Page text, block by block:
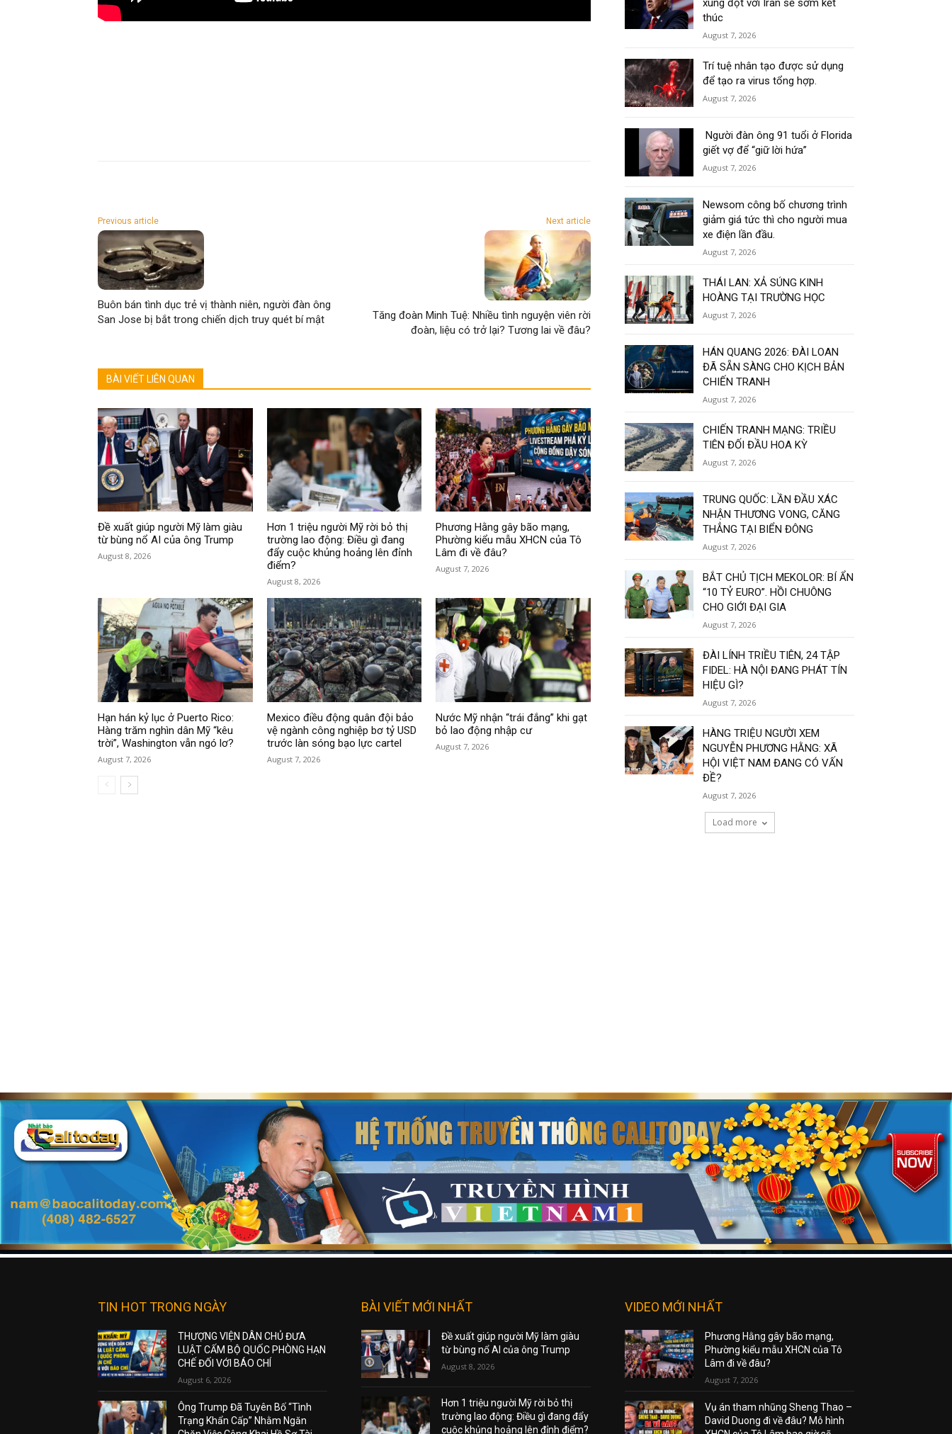
Previous article
Buôn bán tình dục trẻ vị thành niên, người đàn ông
San Jose bị bắt trong chiến dịch truy quét bí mật
Next article
Tăng đoàn Minh Tuệ: Nhiều tình nguyện viên rời
đoàn, liệu có trở lại? Tương lai về đâu?
BÀI VIẾT LIÊN QUAN
Đề xuất giúp người Mỹ làm giàu
từ bùng nổ AI của ông Trump
August 8, 2026
Hơn 1 triệu người Mỹ rời bỏ thị
trường lao động: Điều gì đang
đẩy cuộc khủng hoảng lên đỉnh
điểm?
August 8, 2026
Phương Hằng gây bão mạng,
Phường kiểu mẫu XHCN của Tô
Lâm đi về đâu?
August 7, 2026
Hạn hán kỷ lục ở Puerto Rico:
Hàng trăm nghìn dân Mỹ “kêu
trời”, Washington vẫn ngó lơ?
August 7, 2026
Mexico điều động quân đội bảo
vệ ngành công nghiệp bơ tỷ USD
trước làn sóng bạo lực cartel
August 7, 2026
Nước Mỹ nhận “trái đắng” khi gạt
bỏ lao động nhập cư
August 7, 2026
xung đột với Iran sẽ sớm kết
thúc
August 7, 2026
Trí tuệ nhân tạo được sử dụng
để tạo ra virus tổng hợp.
August 7, 2026
Người đàn ông 91 tuổi ở Florida
giết vợ để “giữ lời hứa”
August 7, 2026
Newsom công bố chương trình
giảm giá tức thì cho người mua
xe điện lần đầu.
August 7, 2026
THÁI LAN: XẢ SÚNG KINH
HOÀNG TẠI TRƯỜNG HỌC
August 7, 2026
HÁN QUANG 2026: ĐÀI LOAN
ĐÃ SẴN SÀNG CHO KỊCH BẢN
CHIẾN TRANH
August 7, 2026
CHIẾN TRANH MẠNG: TRIỀU
TIÊN ĐỐI ĐẦU HOA KỲ
August 7, 2026
TRUNG QUỐC: LẦN ĐẦU XÁC
NHẬN THƯƠNG VONG, CĂNG
THẲNG TẠI BIỂN ĐÔNG
August 7, 2026
BẮT CHỦ TỊCH MEKOLOR: BÍ ẨN
“10 TỶ EURO”. HỒI CHUÔNG
CHO GIỚI ĐẠI GIA
August 7, 2026
ĐÀI LÍNH TRIỀU TIÊN, 24 TẬP
FIDEL: HÀ NỘI ĐANG PHÁT TÍN
HIỆU GÌ?
August 7, 2026
HÀNG TRIỆU NGƯỜI XEM
NGUYỄN PHƯƠNG HẰNG: XÃ
HỘI VIỆT NAM ĐANG CÓ VẤN
ĐỀ?
August 7, 2026
Load more
TIN HOT TRONG NGÀY
THƯỢNG VIỆN DÂN CHỦ ĐƯA
LUẬT CẤM BỘ QUỐC PHÒNG HẠN
CHẾ ĐỐI VỚI BÁO CHÍ
August 6, 2026
Ông Trump Đã Tuyên Bố “Tình
Trạng Khẩn Cấp” Nhằm Ngăn
BÀI VIẾT MỚI NHẤT
Đề xuất giúp người Mỹ làm giàu
từ bùng nổ AI của ông Trump
August 8, 2026
Hơn 1 triệu người Mỹ rời bỏ thị
trường lao động: Điều gì đang đẩy
cuộc khủng hoảng lên đỉnh điểm?
VIDEO MỚI NHẤT
Phương Hằng gây bão mạng,
Phường kiểu mẫu XHCN của Tô
Lâm đi về đâu?
August 7, 2026
Vụ án tham nhũng Sheng Thao –
David Duong đi về đâu? Mô hình